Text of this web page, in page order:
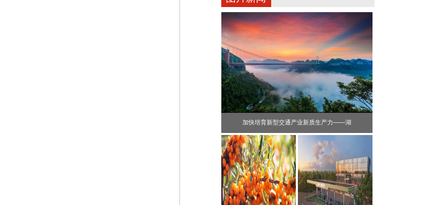
加快培育新型交通产业新质生产力——湖